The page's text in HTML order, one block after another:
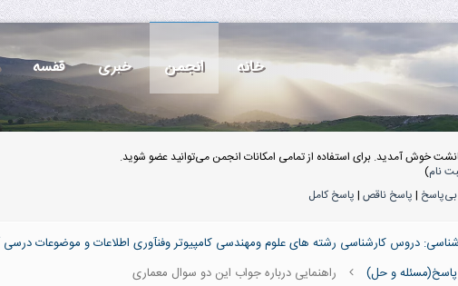
خانه انجمن خبری قفسه
خوش آمدید. برای استفاده از تمامی امکانات انجمن می‌توانید عضو شوید.
نام)
بی‌پاسخ | پاسخ ناقص | پاسخ کامل
دروس کارشناسی رشته های علوم ومهندسی کامپیوتر وفنآوری اطلاعات و موضوعات درسی
و حل) راهنمایی درباره جواب این دو سوال معماری